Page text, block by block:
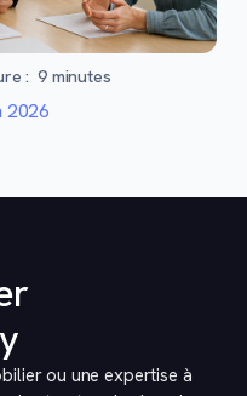
: 9minutes
2026
ou une expertise à